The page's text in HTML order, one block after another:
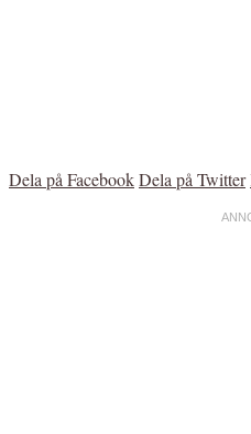
Dela på FacebookDela på Twitter